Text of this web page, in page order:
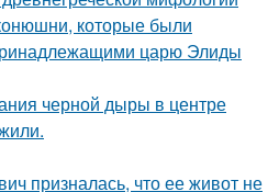
которые были
царю Элиды
черной дыры в центре
призналась, что ее живот не